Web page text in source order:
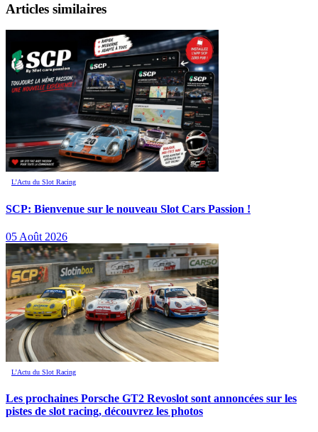
Articles similaires
L’Actu du Slot Racing
SCP: Bienvenue sur le nouveau Slot Cars Passion !
05 Août 2026
L’Actu du Slot Racing
Les prochaines Porsche GT2 Revoslot sont annoncées sur les
pistes de slot racing, découvrez les photos